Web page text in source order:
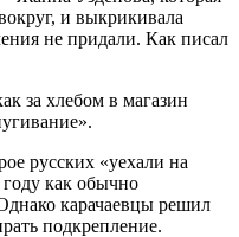
и выкрикивала
не придали. Как писал
за хлебом в магазин
русских «уехали на
как обычно
карачаевцы решил
подкрепление.